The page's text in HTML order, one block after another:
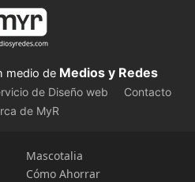
medio de Medios y Redes
de Diseño web
Contacto
de MyR
Mascotalia
Cómo Ahorrar